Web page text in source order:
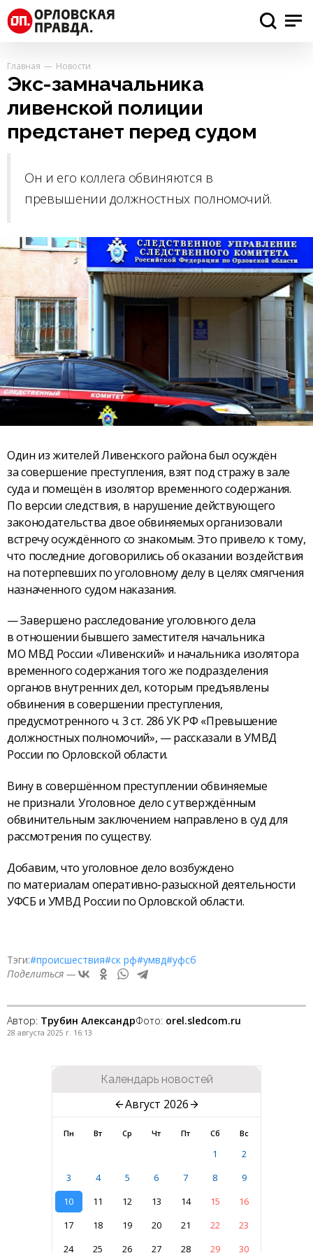
Главная Новости
Экс-замначальника
ливенской полиции
предстанет перед судом
Он и его коллега обвиняются в
превышении должностных полномочий.
Один из жителей Ливенского района был осуждён
за совершение преступления, взят под стражу в зале
суда и помещён в изолятор временного содержания.
По версии следствия, в нарушение действующего
законодательства двое обвиняемых организовали
встречу осуждённого со знакомым. Это привело к тому,
что последние договорились об оказании воздействия
на потерпевших по уголовному делу в целях смягчения
назначенного судом наказания.
— Завершено расследование уголовного дела
в отношении бывшего заместителя начальника
МО МВД России «Ливенский» и начальника изолятора
временного содержания того же подразделения
органов внутренних дел, которым предъявлены
обвинения в совершении преступления,
предусмотренного ч. 3 ст. 286 УК РФ «Превышение
должностных полномочий», — рассказали в УМВД
России по Орловской области.
Вину в совершённом преступлении обвиняемые
не признали. Уголовное дело с утверждённым
обвинительным заключением направлено в суд для
рассмотрения по существу.
Добавим, что уголовное дело возбуждено
по материалам оперативно-разыскной деятельности
УФСБ и УМВД России по Орловской области.
Тэги:#происшествия#ск рф#умвд#уфсб
Поделиться —
Автор: Трубин АлександрФото: orel.sledcom.ru
28 августа 2025 г. 16:13
Календарь новостей
Август 2026
Пн Вт Ср Чт Пт Сб Вс
1
2
3
4 5 6 7 8
9
10
11 12 13 14 15
16
17
18 19 20 21 22
23
24
25 26 27 28 29 30